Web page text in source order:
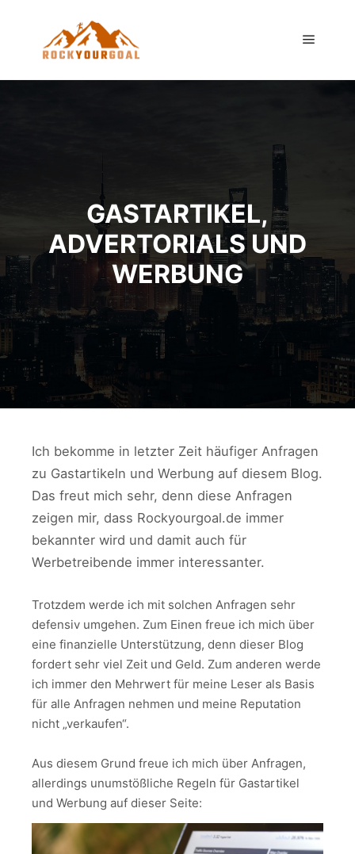
GASTARTIKEL,
ADVERTORIALS UND
WERBUNG
Ich bekomme in letzter Zeit häufiger Anfragen
zu Gastartikeln und Werbung auf diesem Blog.
Das freut mich sehr, denn diese Anfragen
zeigen mir, dass Rockyourgoal.de immer
bekannter wird und damit auch für
Werbetreibende immer interessanter.
Trotzdem werde ich mit solchen Anfragen sehr
defensiv umgehen. Zum Einen freue ich mich über
eine finanzielle Unterstützung, denn dieser Blog
fordert sehr viel Zeit und Geld. Zum anderen werde
ich immer den Mehrwert für meine Leser als Basis
für alle Anfragen nehmen und meine Reputation
nicht „verkaufen“.
Aus diesem Grund freue ich mich über Anfragen,
allerdings unumstößliche Regeln für Gastartikel
und Werbung auf dieser Seite: